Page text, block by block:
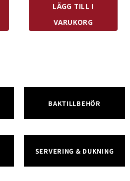
LÄGG TILL I
VARUKORG
BAKTILLBEHÖR
SERVERING & DUKNING